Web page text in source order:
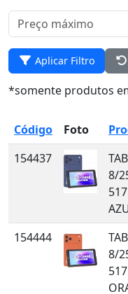
Aplicar Filtro
*somente produtos
Código Foto
154437
8/
154444
8/